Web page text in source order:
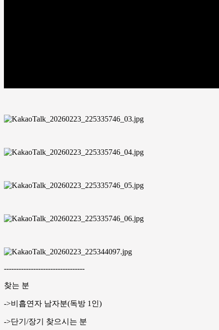
---------------------------------
찾는 분
->비흡연자 남자분(독방 1인)
->단기/장기 찾으시는 분